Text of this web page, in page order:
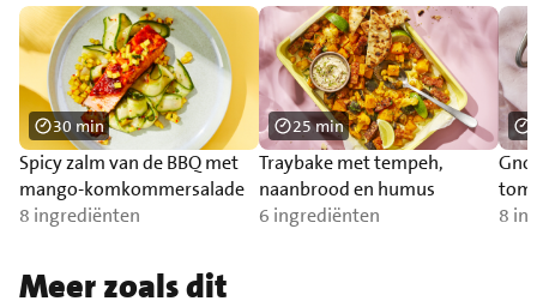
Spicy zalm van de BBQ met
mango-komkommersalade
8 ingrediënten
30 min
Traybake met tempeh,
naanbrood en humus
6 ingrediënten
25 min
zalm
8
Meer zoals dit